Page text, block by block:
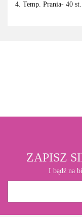
4. Temp. Prania- 40
ZAPISZ
I bądź na